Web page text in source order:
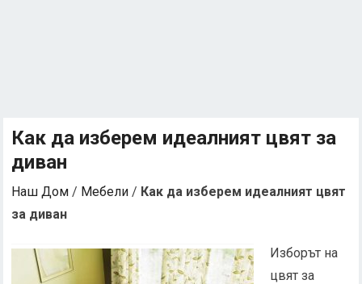
Как да изберем идеалният цвят за
диван
Наш Дом / Мебели / Как да изберем идеалният цвят
за диван
Изборът на
цвят за